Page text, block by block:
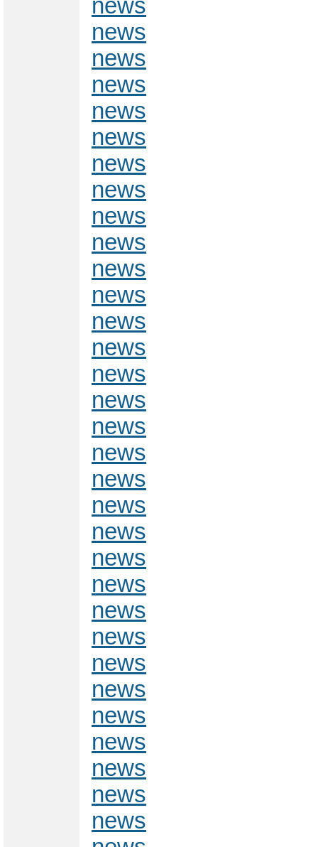
news
news
news
news
news
news
news
news
news
news
news
news
news
news
news
news
news
news
news
news
news
news
news
news
news
news
news
news
news
news
news
news